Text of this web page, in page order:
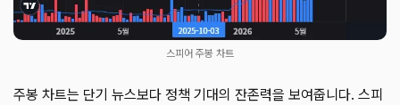
스피어 주봉 차트
주봉 차트는 단기 뉴스보다 정책 기대의 잔존력을 보여줍니다. 스피